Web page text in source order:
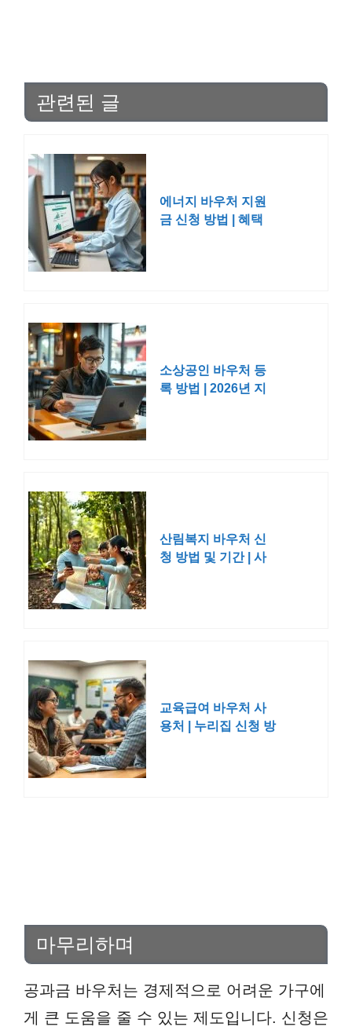
관련된 글
에너지 바우처 지원
금 신청 방법 | 혜택
소상공인 바우처 등
록 방법 | 2026년 지
산림복지 바우처 신
청 방법 및 기간 | 사
교육급여 바우처 사
용처 | 누리집 신청 방
마무리하며
공과금 바우처는 경제적으로 어려운 가구에
게 큰 도움을 줄 수 있는 제도입니다. 신청은